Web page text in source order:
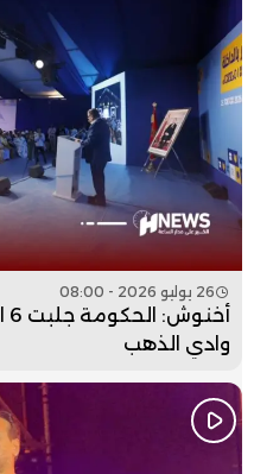
26 يوليو 2026 - 08:00
وادي الذهب